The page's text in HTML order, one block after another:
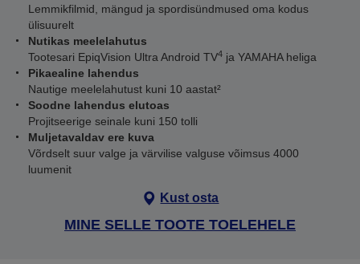
Lemmikfilmid, mängud ja spordisündmused oma kodus
ülisuurelt
Nutikas meelelahutus
Tootesari EpiqVision Ultra Android TV4 ja YAMAHA heliga
Pikaealine lahendus
Nautige meelelahutust kuni 10 aastat²
Soodne lahendus elutoas
Projitseerige seinale kuni 150 tolli
Muljetavaldav ere kuva
Võrdselt suur valge ja värvilise valguse võimsus 4000
luumenit
Kust osta
MINE SELLE TOOTE TOELEHELE